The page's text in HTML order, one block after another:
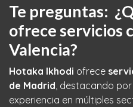
Te preguntas:
ofrece servicios
Valencia?
Hotaka Ikhodi ofrece
de Madrid , destacando
experiencia en múltiples